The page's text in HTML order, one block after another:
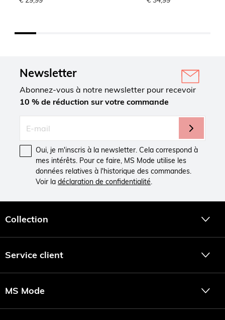
Newsletter
Abonnez-vous à notre newsletter pour recevoir
10 % de réduction sur votre commande
Oui, je m'inscris à la newsletter. Cela correspond à
mes intérêts. Pour ce faire, MS Mode utilise les
données relatives à l'historique des commandes.
Voir la déclaration de confidentialité.
Collection
Service client
MS Mode